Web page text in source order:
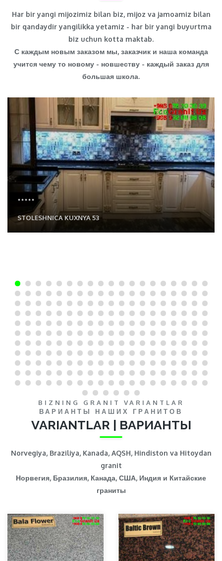
Har bir yangi mijozimiz bilan biz, mijoz va jamoamiz bilan
bir qandaydir yangilikka yetamiz - har bir yangi buyurtma
biz uchun kotta maktab.
С каждым новым заказом мы, заказчик и наша команда
учится чему то новому - новшеству - каждый заказ для
большая школа.
*****
STOLESHNICA KUXNYA 53
BIZNING GRANIT VARIANTLAR
ВАРИАНТЫ НАШИХ ГРАНИТОВ
VARIANTLAR | ВАРИАНТЫ
Norvegiya, Braziliya, Kanada, AQSH, Hindiston va Hitoydan
granit
Норвегия, Бразилия, Канада, США, Индия и Китайские
граниты